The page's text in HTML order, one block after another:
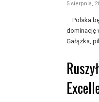
5 sierpnia,
– Polska
dominację
Gałązka,